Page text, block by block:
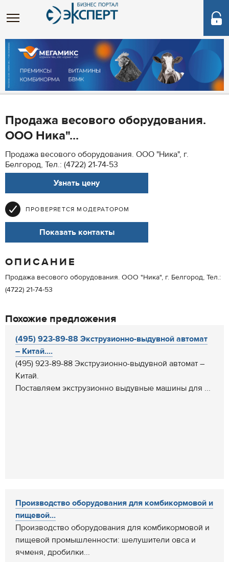
Продажа весового оборудования.
ООО Ника"...
Продажа весового оборудования. ООО "Ника", г.
Белгород, Тел.: (4722) 21-74-53
Узнать цену
ПРОВЕРЯЕТСЯ МОДЕРАТОРОМ
Показать контакты
ОПИСАНИЕ
Продажа весового оборудования. ООО "Ника", г. Белгород, Тел.:
(4722) 21-74-53
Похожие предложения
(495) 923-89-88 Экструзионно-выдувной автомат
– Китай....
(495) 923-89-88 Экструзионно-выдувной автомат –
Китай.
Поставляем экструзионно выдувные машины для ...
Производство оборудования для комбикормовой и
пищевой...
Производство оборудования для комбикормовой и
пищевой промышленности: шелушители овса и
ячменя, дробилки...